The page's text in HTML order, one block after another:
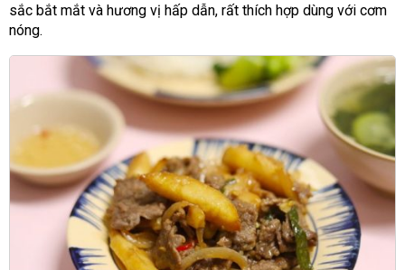
sắc bắt mắt và hương vị hấp dẫn, rất thích hợp dùng với cơm
nóng.